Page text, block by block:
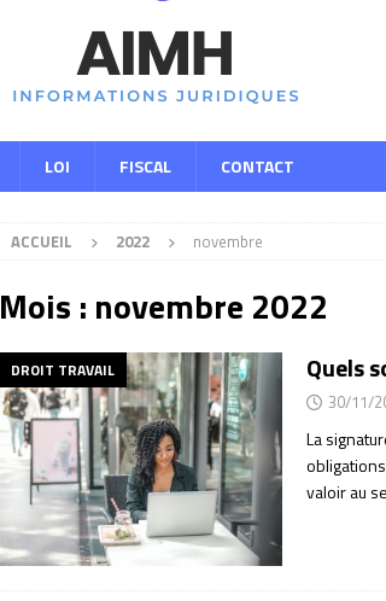
LOI FISCAL CONTACT
ACCUEIL 2022 novembre
Mois : novembre 2022
DROIT TRAVAIL Quels
30/11/
La
valoir au